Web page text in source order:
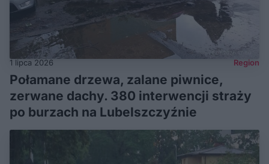
1 lipca 2026 Region
Połamane drzewa, zalane piwnice,
zerwane dachy. 380 interwencji straży
po burzach na Lubelszczyźnie